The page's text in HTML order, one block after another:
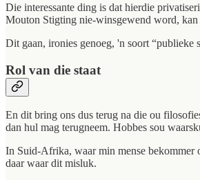
Die interessante ding is dat hierdie
Mouton Stigting nie-winsgewend word, kan
Dit gaan, ironies genoeg, 'n soort “publieke
Rol van die staat
En dit bring ons dus terug na die ou
dan hul mag terugneem. Hobbes sou
In Suid-Afrika, waar min mense bekommer
daar waar dit misluk.